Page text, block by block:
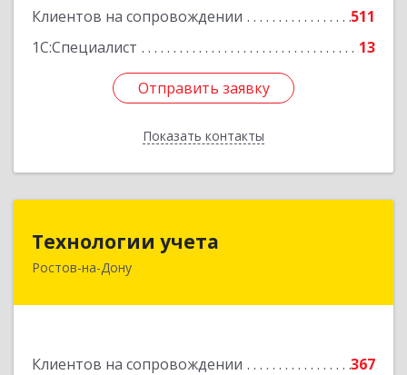
Клиентов на сопровождении
511
1С:Специалист
13
Отправить заявку
Показать контакты
Подробнее
Отправить заявку
Назад
Технологии учета
Ростов-на-Дону
Клиентов на сопровождении
367
344064, Ростовская обл, Ростов-на-Дону г,